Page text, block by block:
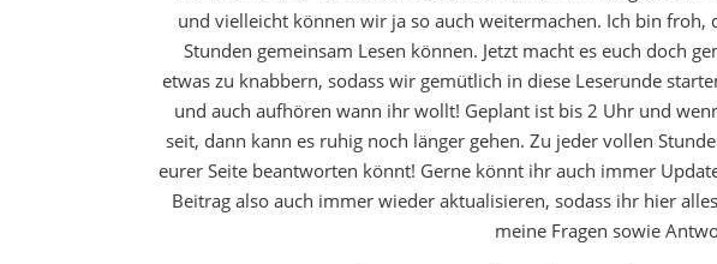
und vielleicht können wir ja so auch weitermachen. Ich bin
Stunden gemeinsam Lesen können. Jetzt macht es euch doch
etwas zu knabbern, sodass wir gemütlich in diese Leserunde
und auch aufhören wann ihr wollt! Geplant ist bis 2 Uhr und
seit, dann kann es ruhig noch länger gehen. Zu jeder vollen
eurer Seite beantworten könnt! Gerne könnt ihr auch immer
Beitrag also auch immer wieder aktualisieren, sodass ihr hier
meine Fragen sowie